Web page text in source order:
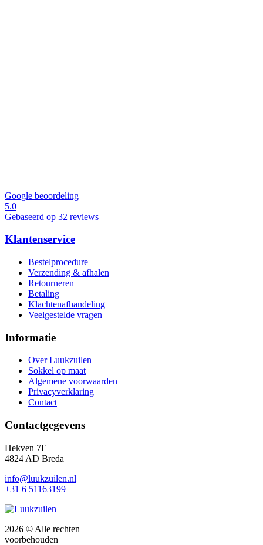
Google beoordeling
5.0
Gebaseerd op 32 reviews
Klantenservice
Bestelprocedure
Verzending & afhalen
Retourneren
Betaling
Klachtenafhandeling
Veelgestelde vragen
Informatie
Over Luukzuilen
Sokkel op maat
Algemene voorwaarden
Privacyverklaring
Contact
Contactgegevens
Hekven 7E
4824 AD Breda
info@luukzuilen.nl
+31 6 51163199
2026 © Alle rechten
voorbehouden